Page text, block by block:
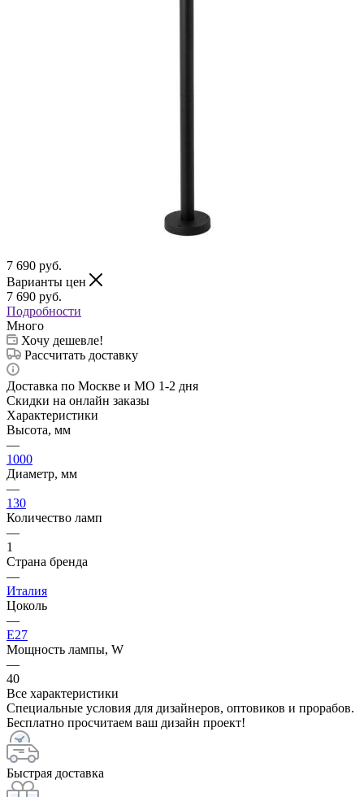
7 690 руб.
Варианты цен
7 690 руб.
Подробности
Много
Хочу дешевле!
Рассчитать доставку
Доставка по Москве и МО 1-2 дня
Скидки на онлайн заказы
Характеристики
Высота, мм
—
1000
Диаметр, мм
—
130
Количество ламп
—
1
Страна бренда
—
Италия
Цоколь
—
E27
Мощность лампы, W
—
40
Все характеристики
Специальные условия для дизайнеров, оптовиков и прорабов.
Бесплатно просчитаем ваш дизайн проект!
Быстрая доставка